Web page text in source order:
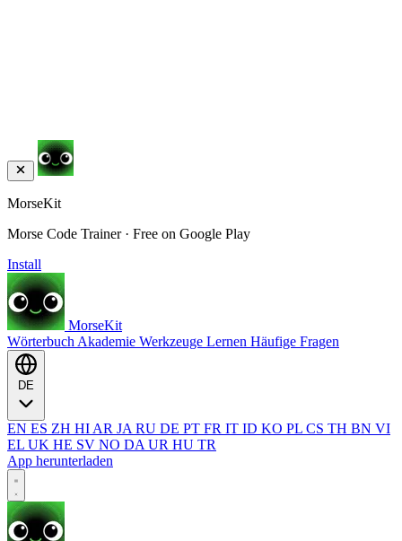
MorseKit
Morse Code Trainer · Free on Google Play
Install
MorseKit
Wörterbuch Akademie Werkzeuge Lernen Häufige Fragen
EN ES ZH HI AR JA RU DE PT FR IT ID KO PL CS TH BN VI
EL UK HE SV NO DA UR HU TR
App herunterladen